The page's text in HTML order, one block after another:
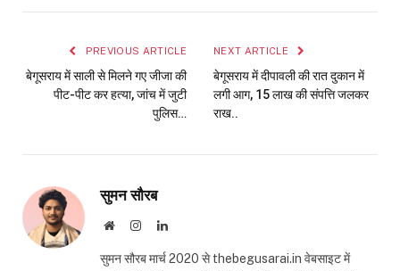
PREVIOUS ARTICLE
बेगूसराय में साली से मिलने गए जीजा की
पीट-पीट कर हत्या, जांच में जुटी
पुलिस…
NEXT ARTICLE
बेगूसराय में दीपावली की रात दुकान में
लगी आग, 15 लाख की संपत्ति जलकर
राख..
सुमन सौरब
WebsiteInstagramLinkedIn
सुमन सौरब मार्च 2020 से thebegusarai.in वेबसाइट में